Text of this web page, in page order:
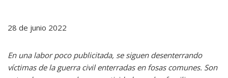
28 de junio 2022
En una labor poco publicitada, se siguen desenterrando
víctimas de la guerra civil enterradas en fosas comunes. Son